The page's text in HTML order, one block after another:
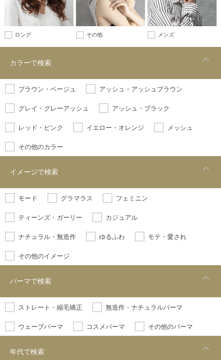
ロング その他 メンズ
カラーで検索
ブラウン・ベージュ アッシュ・アッシュブラウン
グレイ・グレーアッシュ アッシュ・ブラック
レッド・ピンク イエロー・オレンジ メッシュ
その他のカラー
イメージで検索
モード グラマラス フェミニン
ティーンズ・ガーリー カジュアル
ナチュラル・無造作 ゆるふわ モテ・愛され
その他のイメージ
パーマで検索
ストレート・縮毛矯正 無造作・ナチュラルパーマ
ウェーブパーマ コスメパーマ その他のパーマ
年代で検索